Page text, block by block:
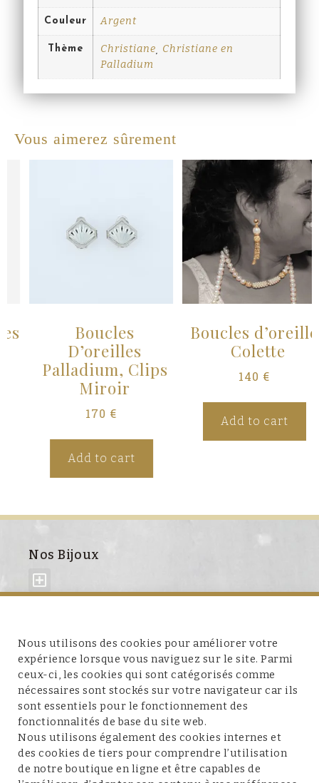
Couleur Argent
Thème Christiane
Christiane en
Palladium
Vous aimerez sûrement
Boucles
D’oreilles
Palladium, Clips
Miroir
170€
Add to cart
Boucles d’oreilles
Colette
140€
Add to cart
Nos Bijoux
À propos de nous
Service client
Nous utilisons des cookies pour améliorer votre
expérience lorsque vous naviguez sur le site. Parmi
ceux-ci, les cookies qui sont catégorisés comme
nécessaires sont stockés sur votre navigateur car ils
sont essentiels pour le fonctionnement des
fonctionnalités de base du site web.
Nous utilisons également des cookies internes et
des cookies de tiers pour comprendre l’utilisation
de notre boutique en ligne et être capables de